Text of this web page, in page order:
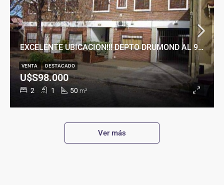
EXCELENTE UBICACION!!! DEPTO DRUMOND AL 900
2 1 50 m²
U$S98.000
VENTA DESTACADO
Ver más